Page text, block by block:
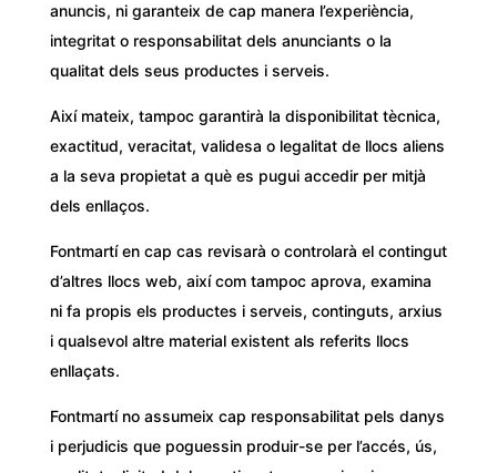
anuncis, ni garanteix de cap manera l’experiència,
integritat o responsabilitat dels anunciants o la
qualitat dels seus productes i serveis.
Així mateix, tampoc garantirà la disponibilitat tècnica,
exactitud, veracitat, validesa o legalitat de llocs aliens
a la seva propietat a què es pugui accedir per mitjà
dels enllaços.
Fontmartí en cap cas revisarà o controlarà el contingut
d’altres llocs web, així com tampoc aprova, examina
ni fa propis els productes i serveis, continguts, arxius
i qualsevol altre material existent als referits llocs
enllaçats.
Fontmartí no assumeix cap responsabilitat pels danys
i perjudicis que poguessin produir-se per l’accés, ús,